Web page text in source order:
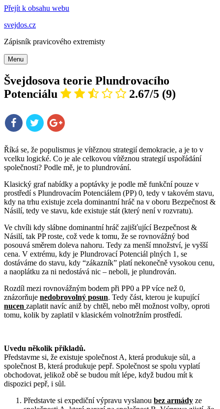
Přejít k obsahu webu
svejdos.cz
Zápisník pravicového extremisty
Menu
Švejdosova teorie Plundrovacího
Potenciálu
2.67/5 (9)
Říká se, že populismus je vítěznou strategií demokracie, a je to v
vcelku logické. Co je ale celkovou vítěznou strategií uspořádání
společnosti? Podle mě, je to plundrování.
Klasický graf nabídky a poptávky je podle mě funkční pouze v
prostředí s Plundrovacím Potenciálem (PP) 0, tedy v takovém stavu,
kdy na trhu existuje zcela dominantní hráč na v oboru Bezpečnost &
Násilí, tedy ve stavu, kde existuje stát (který není v rozvratu).
Ve chvíli kdy slábne dominantní hráč zajišťující Bezpečnost &
Násilí, tak PP roste, což vede k tomu, že se rovnovážný bod
posouvá směrem doleva nahoru. Tedy za menší množství, je vyšší
cena. V extrému, kdy je Plundrovací Potenciál plných 1, se
dostáváme do stavu, kdy “zákazník” platí nekonečně vysokou cenu,
a naoplátku za ni nedostává nic – neboli, je plundrován.
Rozdíl mezi rovnovážným bodem při PP0 a PP více než 0,
znázorňuje nedobrovolný posun. Tedy část, kterou je kupující
nucen zaplatit navíc aniž by chtěl, nebo měl možnost volby, oproti
tomu, kolik by zaplatil v klasickém volnotržním prostředí.
Uvedu několik příkladů.
Představme si, že existuje společnost A, která produkuje sůl, a
společnost B, která produkuje pepř. Společnost se spolu vyplatí
obchodovat, jelikož obě se budou mít lépe, když budou mít k
dispozici pepř, i sůl.
Představte si expediční výpravu vyslanou bez armády ze